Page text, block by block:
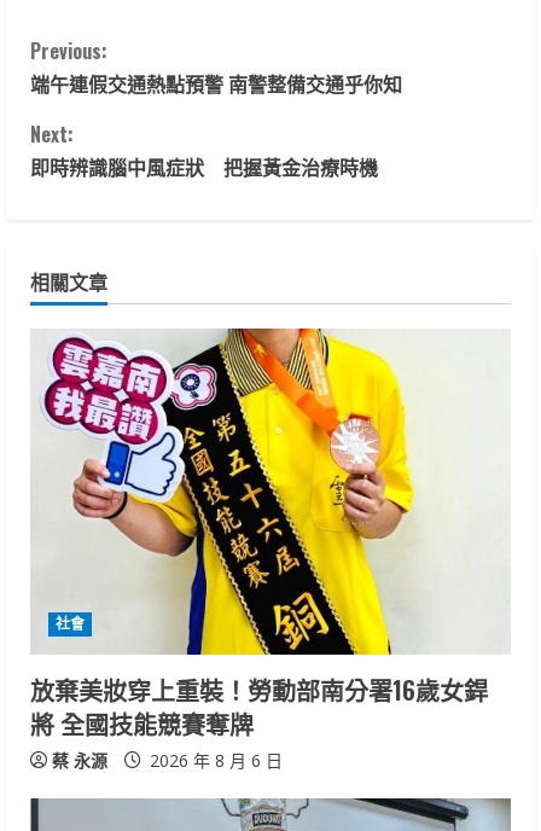
C
o
n
i
n
e
i
n
g
Previous:
端午連假交通熱點預警 南警整備交通乎你知
Next:
即時辨識腦中風症狀 把握黃金治療時機
相關文章
社會
放棄美妝穿上重裝！勞動部南分署16歲女銲
將 全國技能競賽奪牌
蔡 永源 2026 年 8 月 6 日